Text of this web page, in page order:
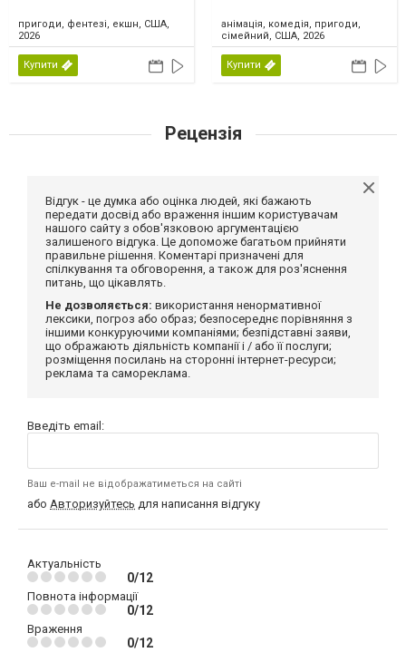
пригоди, фентезі, екшн, США,
2026
Купити
анімація, комедія, пригоди,
сімейний, США, 2026
Купити
Рецензія
Відгук - це думка або оцінка людей, які бажають
передати досвід або враження іншим користувачам
нашого сайту з обов'язковою аргументацією
залишеного відгука. Це допоможе багатьом прийняти
правильне рішення. Коментарі призначені для
спілкування та обговорення, а також для роз'яснення
питань, що цікавлять.
Не дозволяється: використання ненормативної
лексики, погроз або образ; безпосереднє порівняння з
іншими конкуруючими компаніями; безпідставні заяви,
що ображають діяльність компанії і / або її послуги;
розміщення посилань на сторонні інтернет-ресурси;
реклама та самореклама.
Введіть email:
Ваш e-mail не відображатиметься на сайті
або Авторизуйтесь для написання відгуку
Актуальність
0/12
Повнота інформації
0/12
Враження
0/12